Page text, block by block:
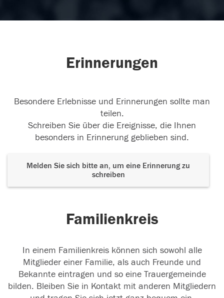
Erinnerungen
Besondere Erlebnisse und Erinnerungen sollte man
teilen.
Schreiben Sie über die Ereignisse, die Ihnen
besonders in Erinnerung geblieben sind.
Melden Sie sich bitte an, um eine Erinnerung zu
schreiben
Familienkreis
In einem Familienkreis können sich sowohl alle
Mitglieder einer Familie, als auch Freunde und
Bekannte eintragen und so eine Trauergemeinde
bilden. Bleiben Sie in Kontakt mit anderen Mitgliedern